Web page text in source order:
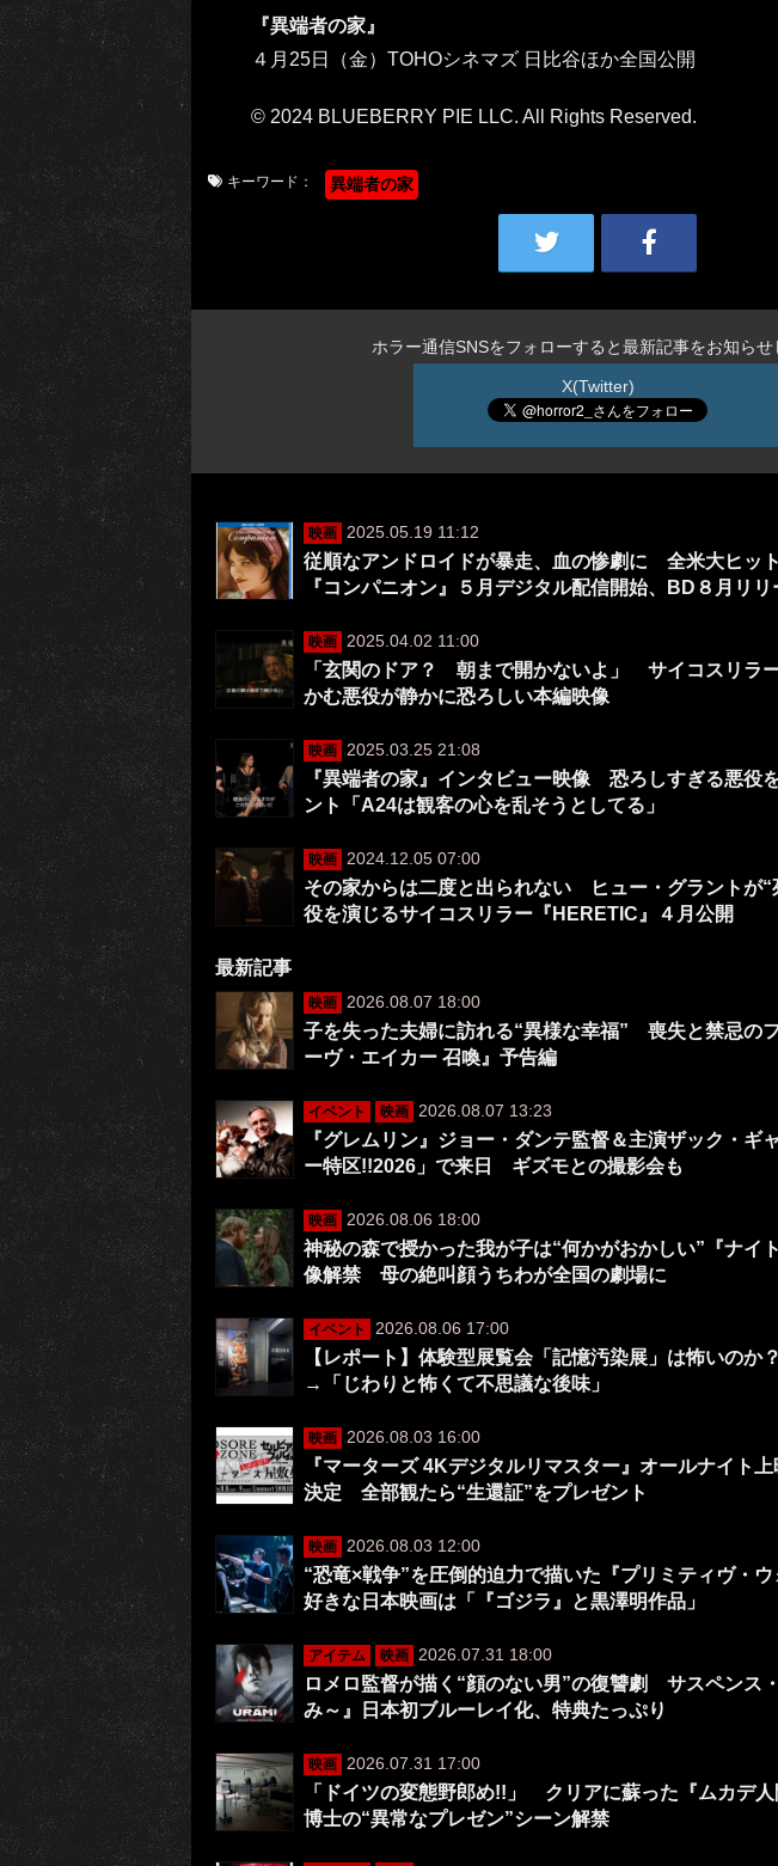
『異端者の家』
４月25日（金）TOHOシネマズ 日比谷ほか全国公開
© 2024 BLUEBERRY PIE LLC. All Rights Reserved.
キーワード： 異端者の家
ホラー通信SNSをフォローすると最新記事をお知らせ
X(Twitter)
映画 2025.05.19 11:12
従順なアンドロイドが暴走、血の惨劇に 全米大ヒッ
『コンパニオン』５月デジタル配信開始、BD８月リリ
映画 2025.04.02 11:00
「玄関のドア？ 朝まで開かないよ」 サイコスリラ
かむ悪役が静かに恐ろしい本編映像
映画 2025.03.25 21:08
『異端者の家』インタビュー映像 恐ろしすぎる悪役
ント「A24は観客の心を乱そうとしてる」
映画 2024.12.05 07:00
その家からは二度と出られない ヒュー・グラントが“
役を演じるサイコスリラー『HERETIC』４月公開
最新記事
映画 2026.08.07 18:00
子を失った夫婦に訪れる“異様な幸福” 喪失と禁忌の
ーヴ・エイカー 召喚』予告編
イベント 映画 2026.08.07 13:23
『グレムリン』ジョー・ダンテ監督＆主演ザック・ギ
ー特区!!2026」で来日 ギズモとの撮影会も
映画 2026.08.06 18:00
神秘の森で授かった我が子は“何かがおかしい”『ナイ
像解禁 母の絶叫顔うちわが全国の劇場に
イベント 2026.08.06 17:00
【レポート】体験型展覧会「記憶汚染展」は怖いの
→「じわりと怖くて不思議な後味」
映画 2026.08.03 16:00
『マーターズ 4Kデジタルリマスター』オールナイト
決定 全部観たら“生還証”をプレゼント
映画 2026.08.03 12:00
“恐竜×戦争”を圧倒的迫力で描いた『プリミティヴ・ウ
好きな日本映画は「『ゴジラ』と黒澤明作品」
アイテム 映画 2026.07.31 18:00
ロメロ監督が描く“顔のない男”の復讐劇 サスペンス
み～』日本初ブルーレイ化、特典たっぷり
映画 2026.07.31 17:00
「ドイツの変態野郎め!!」 クリアに蘇った『ムカデ
博士の“異常なプレゼン”シーン解禁